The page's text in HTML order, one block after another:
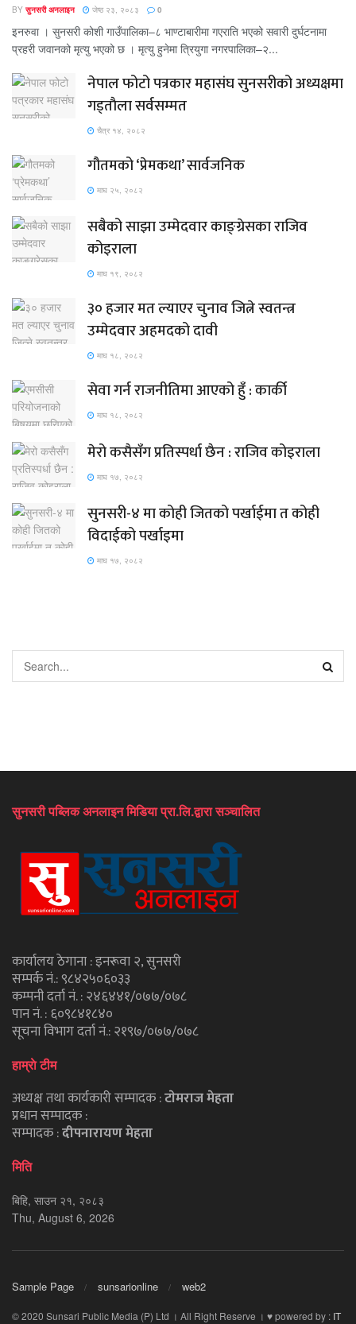
BY सुनसरी अनलाइन जेष्ठ २३, २०८३ 0
इनरुवा । सुनसरी कोशी गाउँपालिका–८ भाण्टाबारीमा गएराति भएको सवारी दुर्घटनामा
प्रहरी जवानको मृत्यु भएको छ । मृत्यु हुनेमा त्रियुगा नगरपालिका–२...
नेपाल फोटो पत्रकार महासंघ सुनसरीको अध्यक्षमा
गड्ताैला सर्वसम्मत
चैत्र १४, २०८२
गौतमको ‘प्रेमकथा’ सार्वजनिक
माघ २५, २०८२
सबैको साझा उम्मेदवार काङ्ग्रेसका राजिव
कोइराला
माघ १९, २०८२
३० हजार मत ल्याएर चुनाव जित्ने स्वतन्त्र
उम्मेदवार अहमदको दावी
माघ १८, २०८२
सेवा गर्न राजनीतिमा आएको हुँ : कार्की
माघ १८, २०८२
मेरो कसैसँग प्रतिस्पर्धा छैन : राजिव कोइराला
माघ १७, २०८२
सुनसरी-४ मा कोही जितको पर्खाईमा त कोही
विदाईको पर्खाइमा
माघ १७, २०८२
सुनसरी पब्लिक अनलाइन मिडिया प्रा.लि.द्वारा सञ्चालित
कार्यालय ठेगाना : इनरूवा २, सुनसरी
सम्पर्क नं.: ९८४२५०६०३३
कम्पनी दर्ता नं. : २४६४४१/०७७/०७८
पान नं. : ६०९८४१८४०
सूचना विभाग दर्ता नं.: २१९७/०७७/०७८
हाम्राे टीम
अध्यक्ष तथा कार्यकारी सम्पादक :टाेमराज मेहता
प्रधान सम्पादक :
सम्पादक :दीपनारायण मेहता
मिति
बिहि, साउन २१, २०८३
Thu, August 6, 2026
Sample Page sunsarionline web2
© 2020 Sunsari Public Media (P) Ltd । All Right Reserve । ♥ powered by : IT